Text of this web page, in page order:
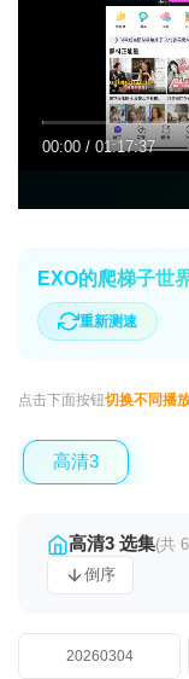
00:00 / 01:17:37
EXO的爬梯子世
重新测速
点击下面按钮切换不同播
高清3
高清3 选集(共
倒序
20260304